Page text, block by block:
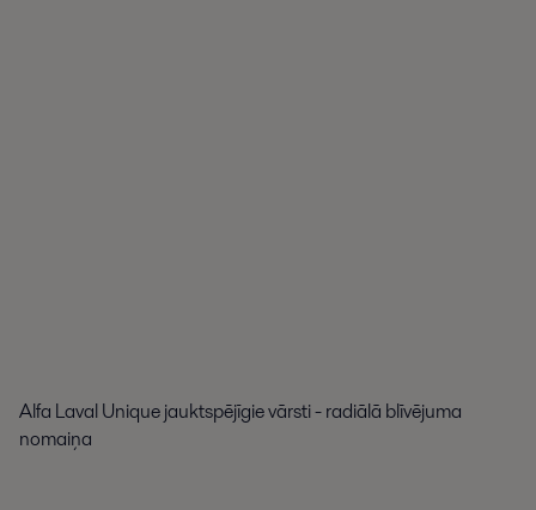
Alfa Laval Unique jauktspējīgie vārsti - radiālā blīvējuma
nomaiņa